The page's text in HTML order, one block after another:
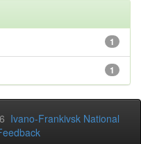
1
1
Ivano-Frankivsk National